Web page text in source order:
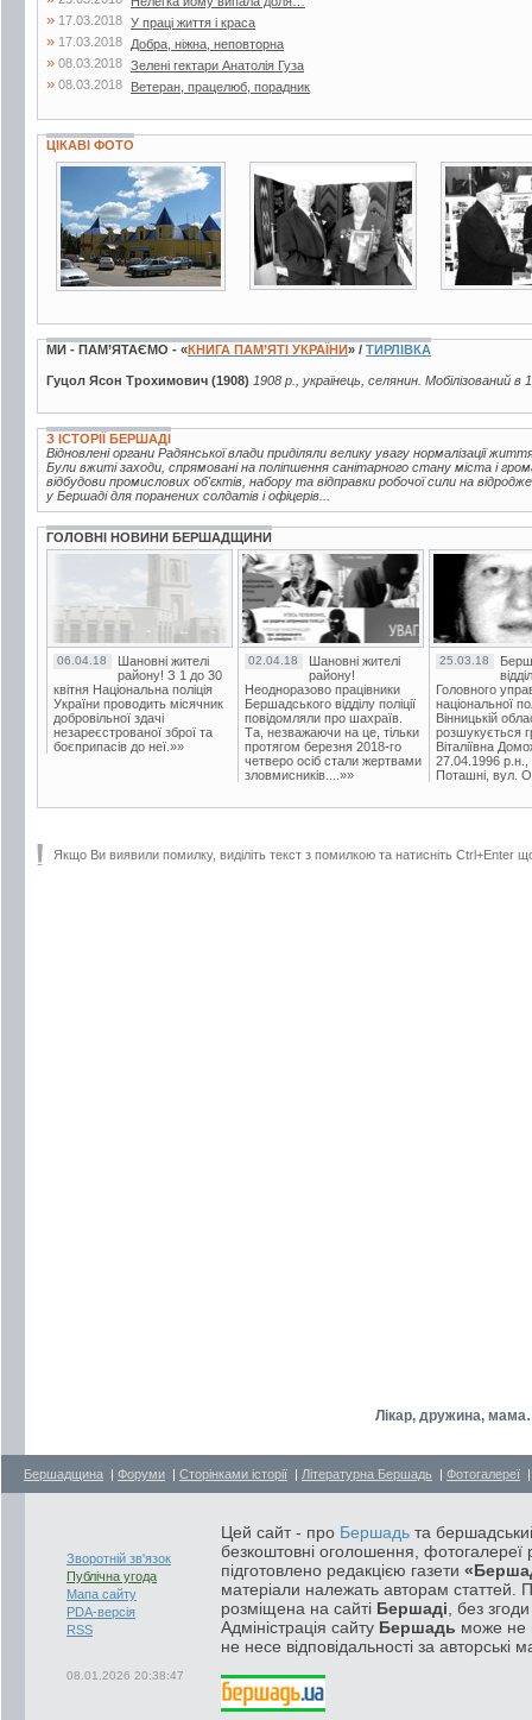
» 17.03.2018 У праці життя і краса
» 17.03.2018 Добра, ніжна, неповторна
» 08.03.2018 Зелені гектари Анатолія Гуза
» 08.03.2018 Ветеран, працелюб, порадник
ЦІКАВІ ФОТО
49 фото 2 фото
МИ - ПАМ’ЯТАЄМО - «КНИГА ПАМ’ЯТІ УКРАЇНИ» / ТИРЛІВКА
Гуцол Ясон Трохимович (1908) 1908 р., українець, селянин. Мобілізований
З ІСТОРІЇ БЕРШАДІ
Відновлені органи Радянської влади приділяли велику увагу нормалізації
Були вжиті заходи, спрямовані на поліпшення санітарного стану міста і
відбудови промислових об'єктів, набору та відправки робочої сили на
у Бершаді для поранених солдатів і офіцерів...
ГОЛОВНІ НОВИНИ БЕРШАДЩИНИ
06.04.18
Шановні жителі
району! З 1 до 30
квітня Національна поліція
України проводить місячник
добровільної здачі
незареєстрованої зброї та
боєприпасів до неї.»»
02.04.18
Шановні жителі
району!
Неодноразово працівники
Бершадського відділу поліції
повідомляли про шахраїв.
Та, незважаючи на це, тільки
протягом березня 2018-го
четверо осіб стали жертвами
зловмисників....»»
25.03.18
Головного
національної
Вінницькій
розшукується
Віталіївна
27.04.1996 р.н.,
Поташні, вул.
Якщо Ви виявили помилку, виділіть текст з помилкою та натисніть Ctrl+Enter
Лікар, дружина,
Бершадщина | Форуми | Сторінками історії | Літературна Бершадь | Фотогалереї
Зворотній зв'язок
Публічна угода
Мапа сайту
PDA-версія
RSS
08.01.2026 20:38:47
Цей сайт - про Бершадь та
безкоштовні оголошення, фотогалереї
підготовлено редакцією газети
матеріали належать авторам статтей.
розміщена на сайті Бершаді , без
Адміністрація сайту Бершадь може не
не несе відповідальності за авторські